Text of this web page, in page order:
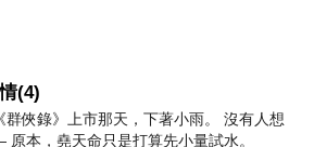
(4)
俠錄》上市那天，下著小雨。 沒有人想
本，堯天命只是打算先小量試水。